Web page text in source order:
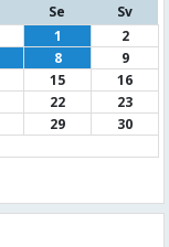
Se
Sv
1
2
8
9
15
16
22
23
29
30